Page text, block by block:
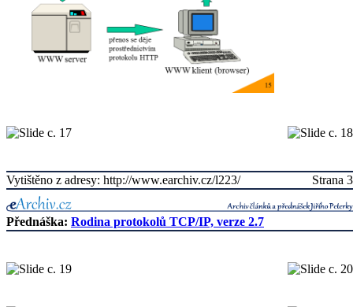
Strana 3
Vytištěno z adresy: http://www.earchiv.cz/l223/
Přednáška: Rodina protokolů TCP/IP, verze 2.7